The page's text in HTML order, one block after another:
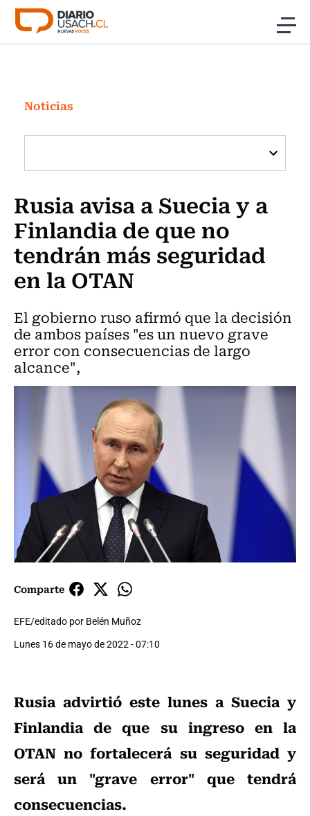
Click acá para ir directamente al contenido
Investigación
Cultura
Programas Radio y TV Usach
Noticias
Rusia avisa a Suecia y a
Finlandia de que no
tendrán más seguridad
en la OTAN
El gobierno ruso afirmó que la decisión
de ambos países "es un nuevo grave
error con consecuencias de largo
alcance",
Comparte
EFE/editado por Belén Muñoz
Lunes 16 de mayo de 2022 - 07:10
Rusia advirtió este lunes a Suecia y
Finlandia de que su ingreso en la
OTAN no fortalecerá su seguridad y
será un "grave error" que tendrá
consecuencias.